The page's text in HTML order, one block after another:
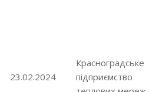
23.02.2024
Красноградське
підприємство